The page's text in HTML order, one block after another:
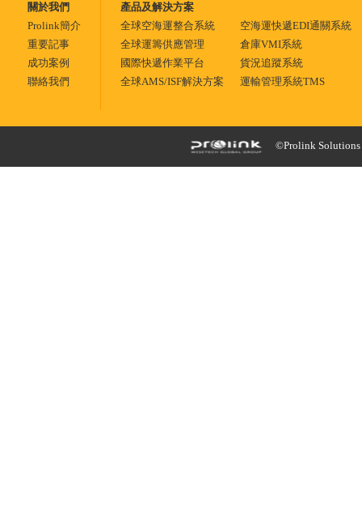
關於我們
Prolink簡介
重要記事
成功案例
聯絡我們
產品及解決方案
全球空海運整合系統
空海運快遞EDI通關系統
全球運籌供應管理
倉庫VMI系統
國際快遞作業平台
貨況追蹤系統
全球AMS/ISF解決方案
運輸管理系統TMS
©Prolink Solutions